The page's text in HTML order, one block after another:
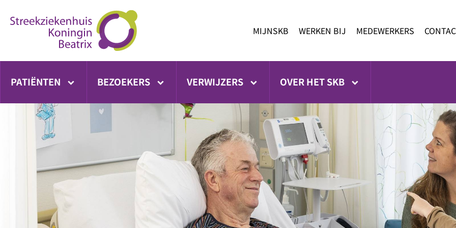
direct
MIJNSKB WERKEN BIJ MEDEWERKERS
PATIËNTEN BEZOEKERS VERWIJZERS OVER HET SKB